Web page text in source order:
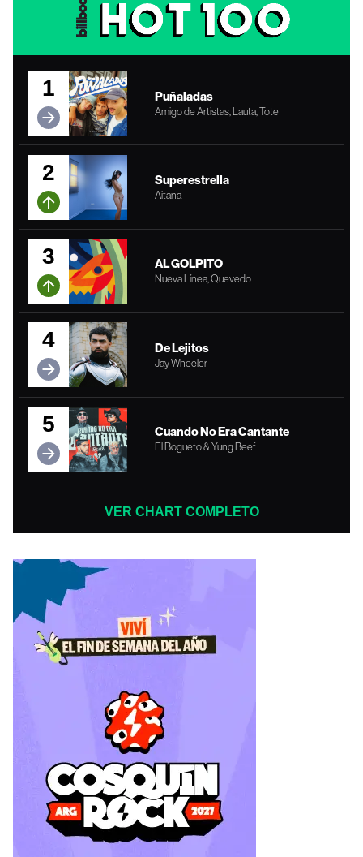
1 Puñaladas
Amigo de Artistas, Lauta, Tote
2 Superestrella
Aitana
3 AL GOLPITO
Nueva Línea, Quevedo
4 De Lejitos
Jay Wheeler
5 Cuando No Era Cantante
El Bogueto & Yung Beef
VER CHART COMPLETO